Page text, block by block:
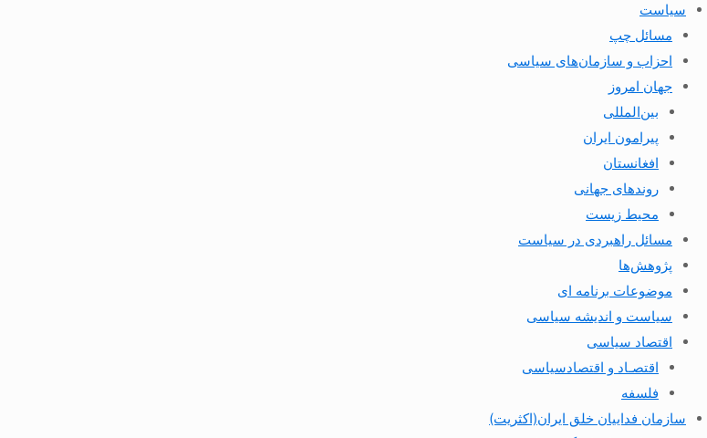
سیاست
مسائل چپ
احزاب و سازمان‌های سیاسی
جهان امروز
بین‌المللی
پیرامون ایران
افغانستان
روندهای جهانی
محیط زیست
مسائل راهبردی در سیاست
پژوهش‌ها
موضوعات برنامه ای
سیاست و اندیشه سیاسی
اقتصاد سیاسی
اقتصـاد و اقتصاد‌سیاسی
فلسفه
سازمان فداییان خلق ایران(اکثریت)